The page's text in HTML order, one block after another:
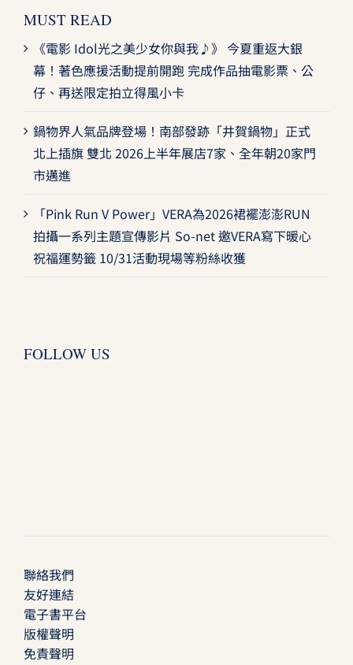
MUST READ
《電影 Idol光之美少女你與我♪》 今夏重返大銀
幕！著色應援活動提前開跑 完成作品抽電影票、公
仔、再送限定拍立得風小卡
鍋物界人氣品牌登場！南部發跡「井賀鍋物」正式
北上插旗 雙北 2026上半年展店7家、全年朝20家門
市邁進
「Pink Run V Power」VERA為2026裙襬澎澎RUN
拍攝一系列主題宣傳影片 So-net 邀VERA寫下暖心
祝福運勢籤 10/31活動現場等粉絲收獲
FOLLOW US
聯絡我們
友好連結
電子書平台
版權聲明
免責聲明